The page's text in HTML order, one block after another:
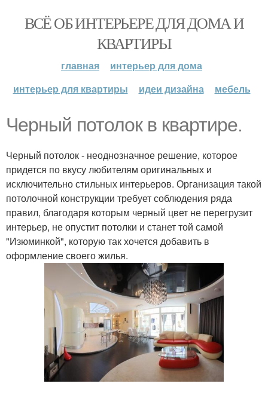
ВСЁ ОБ ИНТЕРЬЕРЕ ДЛЯ ДОМА И
КВАРТИРЫ
главная
интерьер для дома
интерьер для квартиры
идеи дизайна мебель
Черный потолок в квартире.
Черный потолок - неоднозначное решение, которое
придется по вкусу любителям оригинальных и
исключительно стильных интерьеров. Организация такой
потолочной конструкции требует соблюдения ряда
правил, благодаря которым черный цвет не перегрузит
интерьер, не опустит потолки и станет той самой
"Изюминкой", которую так хочется добавить в
оформление своего жилья.